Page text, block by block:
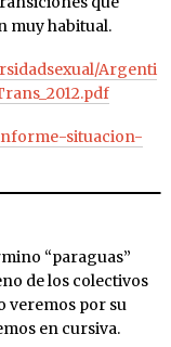
muy habitual.
Argenti
situacion-
“paraguas”
de los colectivos
veremos por su
en cursiva.